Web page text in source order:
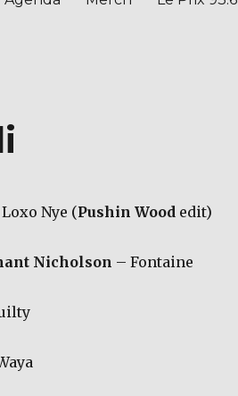
Loxo Nye (Pushin Wood edit)
Nicholson – Fontaine